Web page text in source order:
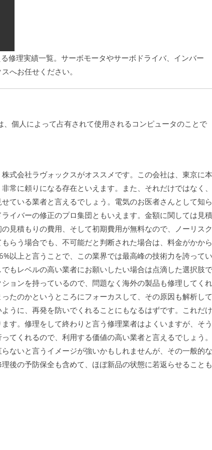
修理実績一覧。サーボモータやサーボドライバ、インバー
へお任せください。
個人によって占有されて使用されるコンピュータのことで
式会社ラヴォックスがオススメです。この会社は、東京に本
常に頼りになる存在といえます。また、それだけではなく、
ている業者と言えるでしょう。電気のお医者さんとして知ら
イバーの修正のプロ集団ともいえます。金額に関しては見積
見積もりの費用、そして初期費用が無料なので、ノーリスク
らう場合でも、不可能だと判断された場合は、料金がかから
以上と言うことで、この業界では最高峰の技術力を誇ってい
もレベルの高い業者にお願いしたい場合は点滴した選択肢で
ョンを持っているので、問題なく海外の製品も修理してくれ
たのかというところにフォーカスして、その原因も解析して
うに、再発を防いでくれることにもなるはずです。これだけ
す。修理をして終わりと言う修理業者はよくいますが、そう
てくれるので、利用する価値の高い業者と言えるでしょう。
ないと言うイメージが強いかもしれませんが、その一般的な
後の予防保全も含めて、ほぼ新品の状態に若返らせることも